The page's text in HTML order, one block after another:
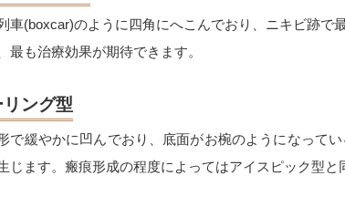
車(boxcar)のように四角にへこんでおり、ニキビ跡
最も治療効果が期待できます。
リング型
で緩やかに凹んでおり、底面がお椀のようになって
じます。瘢痕形成の程度によってはアイスピック型と